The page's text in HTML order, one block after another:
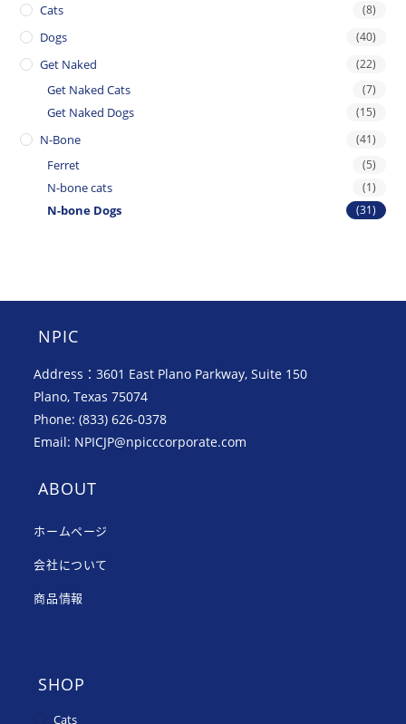
Cats (8)
Dogs (40)
Get Naked (22)
Get Naked Cats (7)
Get Naked Dogs (15)
N-Bone (41)
Ferret (5)
N-bone cats (1)
N-bone Dogs (31)
NPIC
Address：3601 East Plano Parkway, Suite 150
Plano, Texas 75074
Phone: (833) 626-0378
Email: NPICJP@npicccorporate.com
ABOUT
ホームページ
会社について
商品情報
SHOP
Cats